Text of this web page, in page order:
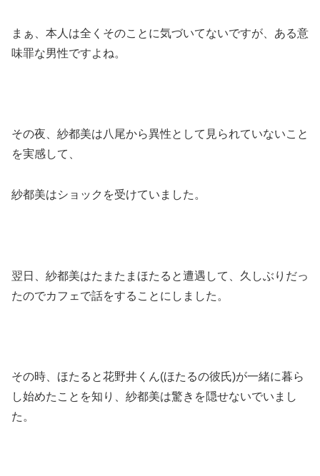
まぁ、本人は全くそのことに気づいてないですが、ある意
味罪な男性ですよね。
その夜、紗都美は八尾から異性として見られていないこと
を実感して、
紗都美はショックを受けていました。
翌日、紗都美はたまたまほたると遭遇して、久しぶりだっ
たのでカフェで話をすることにしました。
その時、ほたると花野井くん(ほたるの彼氏)が一緒に暮ら
し始めたことを知り、紗都美は驚きを隠せないでいまし
た。